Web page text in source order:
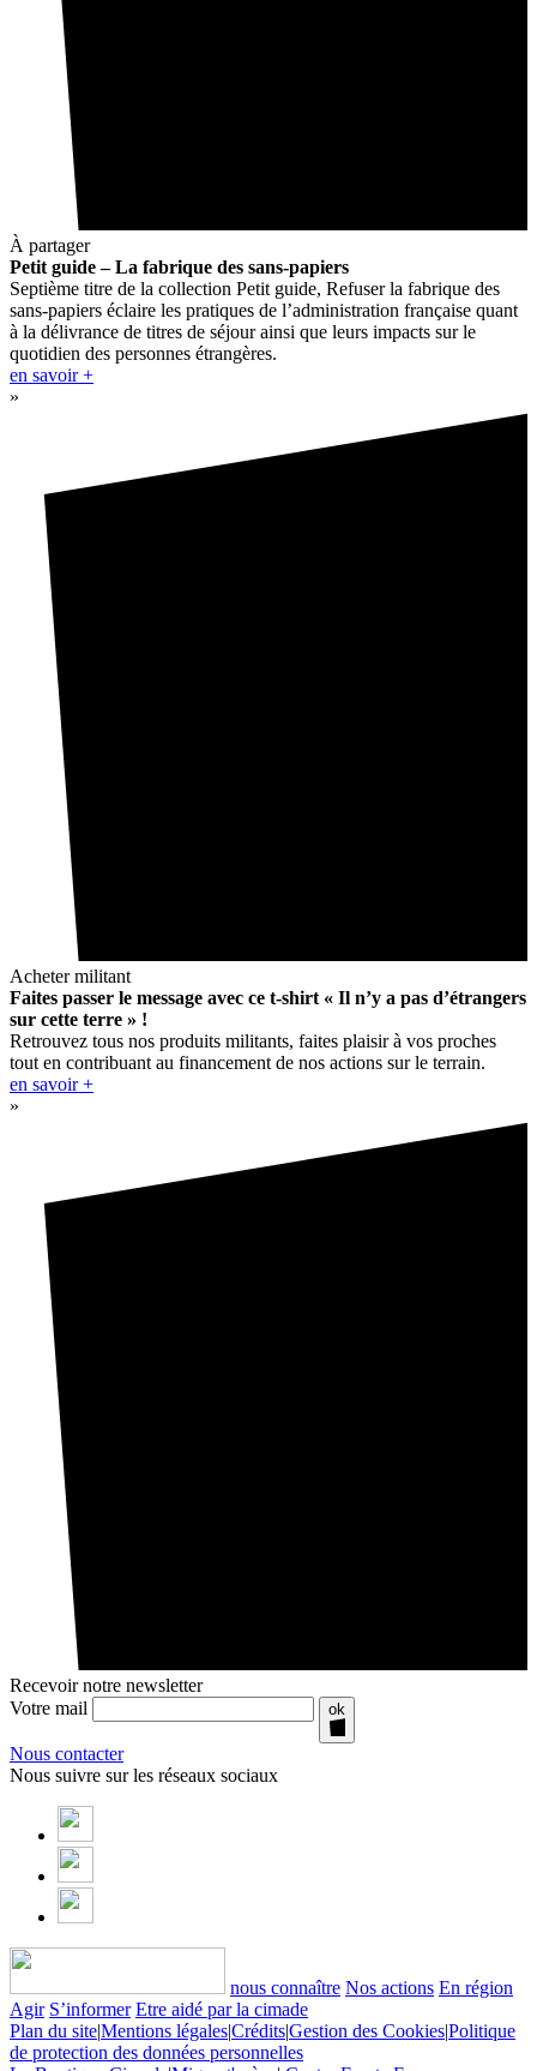
À partager
Petit guide – La fabrique des sans-papiers
Septième titre de la collection Petit guide, Refuser la fabrique des
sans-papiers éclaire les pratiques de l’administration française quant
à la délivrance de titres de séjour ainsi que leurs impacts sur le
quotidien des personnes étrangères.
en savoir +
»
Acheter militant
Faites passer le message avec ce t-shirt « Il n’y a pas d’étrangers
sur cette terre » !
Retrouvez tous nos produits militants, faites plaisir à vos proches
tout en contribuant au financement de nos actions sur le terrain.
en savoir +
»
Recevoir notre newsletter
Votre mail
ok
Nous contacter
Nous suivre sur les réseaux sociaux
nous connaître Nos actions En région
Agir S’informer Etre aidé par la cimade
Plan du site|Mentions légales|Crédits|Gestion des Cookies|Politique
de protection des données personnelles